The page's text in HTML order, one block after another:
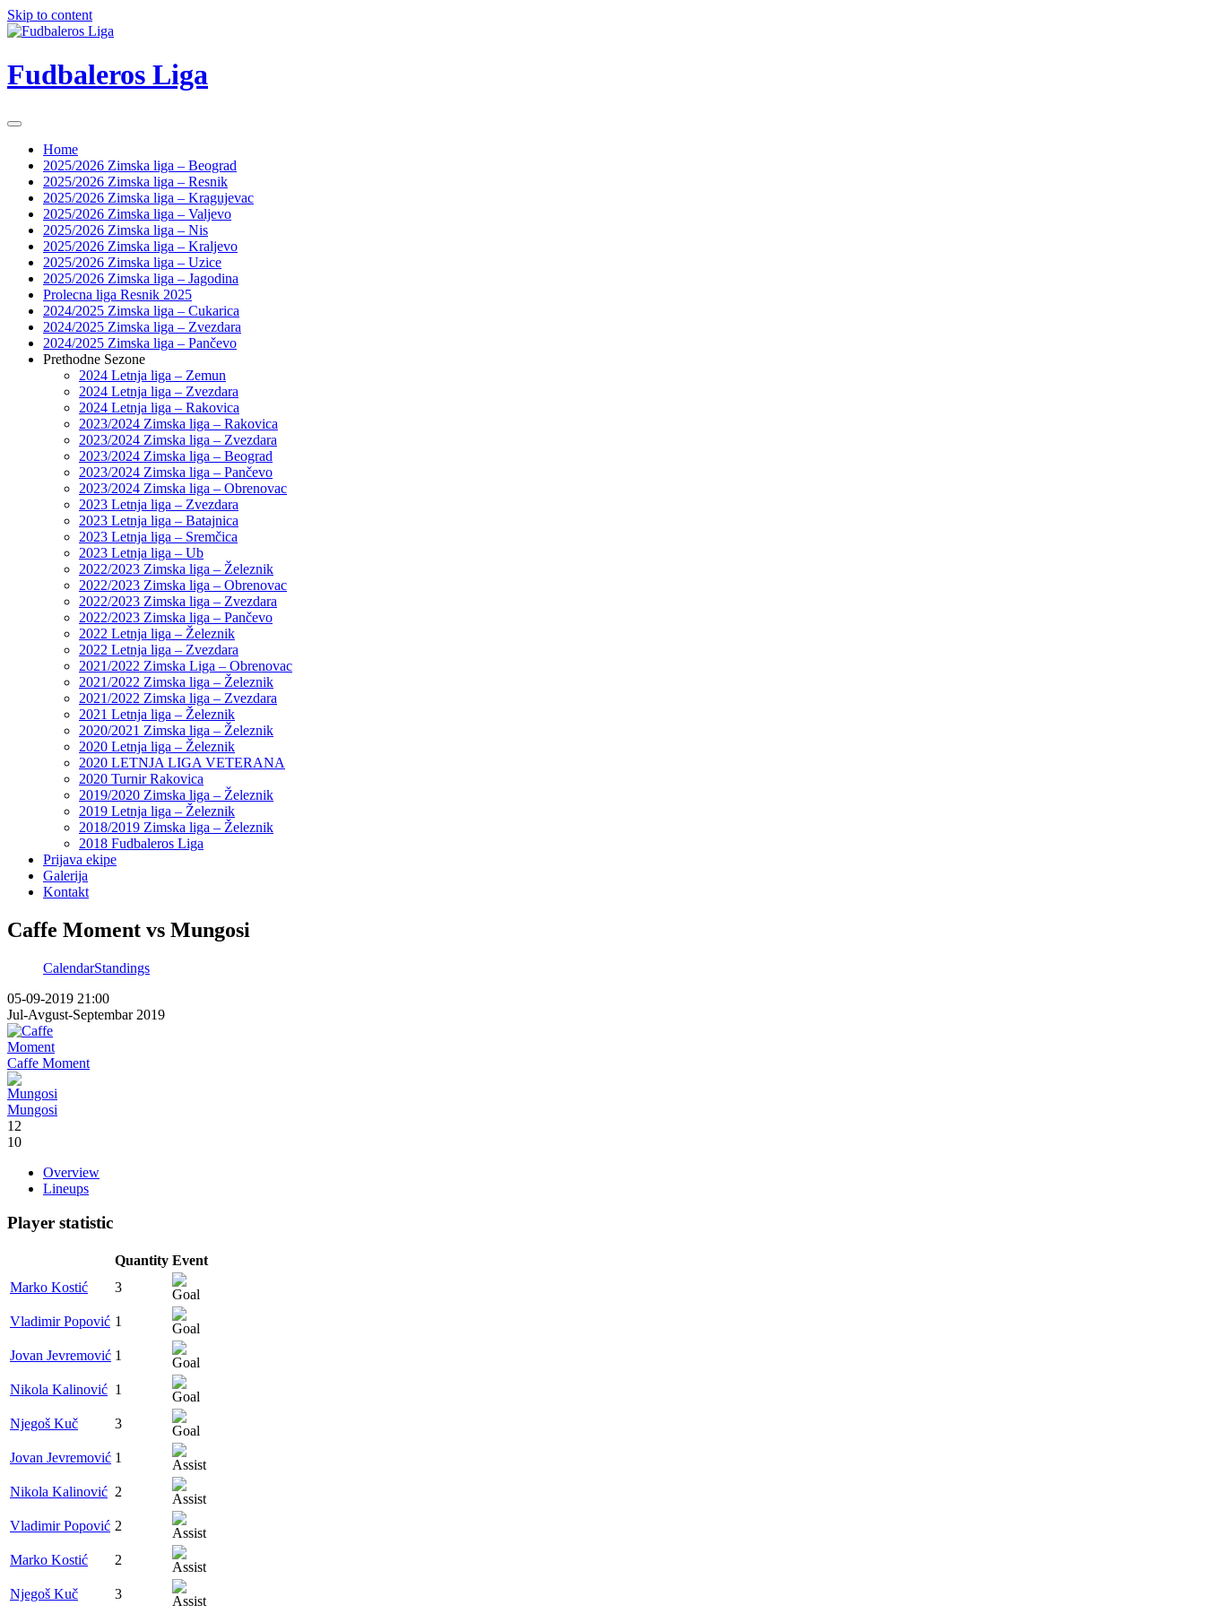
Skip to content
Fudbaleros Liga
Home
2025/2026 Zimska liga – Beograd
2025/2026 Zimska liga – Resnik
2025/2026 Zimska liga – Kragujevac
2025/2026 Zimska liga – Valjevo
2025/2026 Zimska liga – Nis
2025/2026 Zimska liga – Kraljevo
2025/2026 Zimska liga – Uzice
2025/2026 Zimska liga – Jagodina
Prolecna liga Resnik 2025
2024/2025 Zimska liga – Cukarica
2024/2025 Zimska liga – Zvezdara
2024/2025 Zimska liga – Pančevo
Prethodne Sezone
2024 Letnja liga – Zemun
2024 Letnja liga – Zvezdara
2024 Letnja liga – Rakovica
2023/2024 Zimska liga – Rakovica
2023/2024 Zimska liga – Zvezdara
2023/2024 Zimska liga – Beograd
2023/2024 Zimska liga – Pančevo
2023/2024 Zimska liga – Obrenovac
2023 Letnja liga – Zvezdara
2023 Letnja liga – Batajnica
2023 Letnja liga – Sremčica
2023 Letnja liga – Ub
2022/2023 Zimska liga – Železnik
2022/2023 Zimska liga – Obrenovac
2022/2023 Zimska liga – Zvezdara
2022/2023 Zimska liga – Pančevo
2022 Letnja liga – Železnik
2022 Letnja liga – Zvezdara
2021/2022 Zimska Liga – Obrenovac
2021/2022 Zimska liga – Železnik
2021/2022 Zimska liga – Zvezdara
2021 Letnja liga – Železnik
2020/2021 Zimska liga – Železnik
2020 Letnja liga – Železnik
2020 LETNJA LIGA VETERANA
2020 Turnir Rakovica
2019/2020 Zimska liga – Železnik
2019 Letnja liga – Železnik
2018/2019 Zimska liga – Železnik
2018 Fudbaleros Liga
Prijava ekipe
Galerija
Kontakt
Caffe Moment vs Mungosi
CalendarStandings
05-09-2019 21:00
Jul-Avgust-Septembar 2019
Caffe Moment
Mungosi
12
10
Overview
Lineups
Player statistic
Quantity Event
Marko Kostić
3
Vladimir Popović 1
Jovan Jevremović 1
Nikola Kalinović 1
Njegoš Kuč 3
Jovan Jevremović 1
Nikola Kalinović 2
Vladimir Popović 2
Marko Kostić 2
Njegoš Kuč
3